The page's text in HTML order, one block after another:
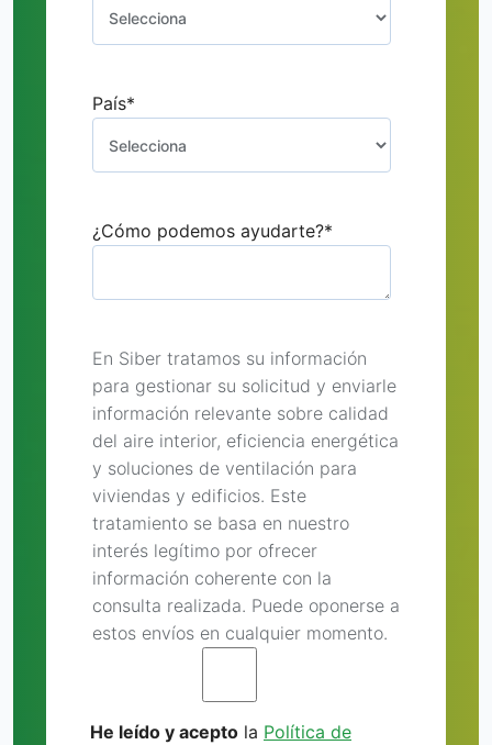
País*
¿Cómo podemos ayudarte?*
En Siber tratamos su información
para gestionar su solicitud y enviarle
información relevante sobre calidad
del aire interior, eficiencia energética
y soluciones de ventilación para
viviendas y edificios. Este
tratamiento se basa en nuestro
interés legítimo por ofrecer
información coherente con la
consulta realizada. Puede oponerse a
estos envíos en cualquier momento.
He leído y acepto la Política de